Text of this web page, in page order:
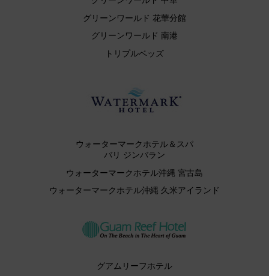
グリーンワールド 花華分館
グリーンワールド 南港
トリプルベッズ
ウォーターマークホテル＆スパ
バリ ジンバラン
ウォーターマークホテル沖縄 宮古島
ウォーターマークホテル沖縄 久米アイランド
グアムリーフホテル